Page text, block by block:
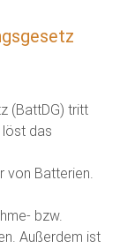
(BattDG) tritt
löst das
von Batterien.
bzw.
Außerdem ist